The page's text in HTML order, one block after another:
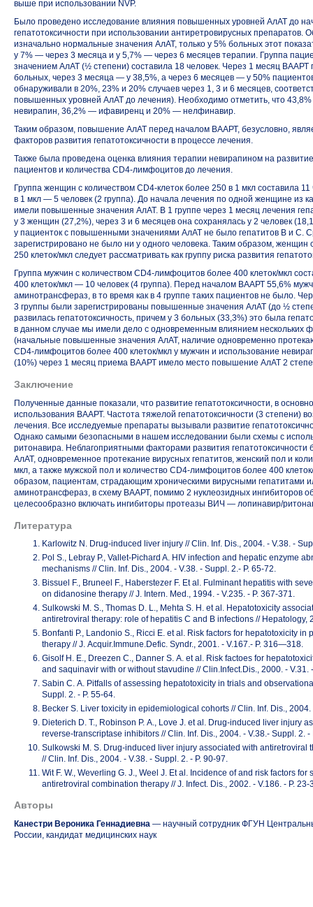
выше при использовании NVP.
Было проведено исследование влияния повышенных уровней АлАТ до
гепатотоксичности при использовании антиретровирусных препаратов.
изначально нормальные значения АлАТ, только у 5% больных этот
у 7% — через 3 месяца и у 5,7% — через 6 месяцев терапии. Группа
значением АлАТ (½ степени) составила 18 человек. Через 1 месяц ВААРТ
больных, через 3 месяца — у 38,5%, а через 6 месяцев — у 50%
обнаруживали в 20%, 23% и 20% случаев через 1, 3 и 6 месяцев,
повышенных уровней АлАТ до лечения). Необходимо отметить, что
невирапин, 36,2% — ифавиренц и 20% — нелфинавир.
Таким образом, повышение АлАТ перед началом ВААРТ, безусловно,
факторов развития гепатотоксичности в процессе лечения.
Также была проведена оценка влияния терапии невирапином на
пациентов и количества СD4-лимфоцитов до лечения.
Группа женщин с количеством CD4-клеток более 250 в 1 мкл составила
в 1 мкл — 5 человек (2 группа). До начала лечения по одной женщине из
имели повышенные значения АлАТ. В 1 группе через 1 месяц лечения
у 3 женщин (27,2%), через 3 и 6 месяцев она сохранялась у 2 человек
у пациенток с повышенными значениями АлАТ не было гепатитов В и С.
зарегистрировано не было ни у одного человека. Таким образом, женщин
250 клеток/мкл следует рассматривать как группу риска развития
Группа мужчин с количеством CD4-лимфоцитов более 400 клеток/мкл
400 клеток/мкл — 10 человек (4 группа). Перед началом ВААРТ 55,6%
аминотрансфераз, в то время как в 4 группе таких пациентов не было.
3 группы были зарегистрированы повышенные значения АлАТ (до ½
развилась гепатотоксичность, причем у 3 больных (33,3%) это была
в данном случае мы имели дело с одновременным влиянием нескольких
(начальные повышенные значения АлАТ, наличие одновременно
CD4-лимфоцитов более 400 клеток/мкл у мужчин и использование
(10%) через 1 месяц приема ВААРТ имело место повышение АлАТ 2
Заключение
Полученные данные показали, что развитие гепатотоксичности, в
использования ВААРТ. Частота тяжелой гепатотоксичности (3 степени)
лечения. Все исследуемые препараты вызывали развитие
Однако самыми безопасными в нашем исследовании были схемы с
ритонавира. Неблагоприятными факторами развития
АлАТ, одновременное протекание вирусных гепатитов, женский пол и
мкл, а также мужской пол и количество CD4-лимфоцитов более 400
образом, пациентам, страдающим хроническими вирусными
аминотрансфераз, в схему ВААРТ, помимо 2 нуклеозидных ингибиторов
целесообразно включать ингибиторы протеазы ВИЧ — лопинавир/
Литература
Karlowitz N. Drug-induced liver injury // Clin. Inf. Dis., 2004. - V.38. -
Pol S., Lebray P., Vallet-Pichard A. HIV infection and hepatic enzyme
mechanisms // Clin. Inf. Dis., 2004. - V.38. - Suppl. 2.- P. 65-72.
Bissuel F., Bruneel F., Haberstezer F. Et al. Fulminant hepatitis with
on didanosine therapy // J. Intern. Med., 1994. - V.235. - P. 367-371.
Sulkowski M. S., Thomas D. L., Mehta S. H. et al. Hepatotoxicity
antiretroviral therapy: role of hepatitis C and B infections // Hepatology,
Bonfanti P., Landonio S., Ricci E. et al. Risk factors for hepatotoxicity
therapy // J. Acquir.Immune.Defic. Syndr., 2001. - V.167.- P. 316—318.
Gisolf H. E., Dreezen C., Danner S. A. et al. Risk factoes for
and saquinavir with or without stavudine // Clin.Infect.Dis., 2000. - V.31.
Sabin C. A. Pitfalls of assessing hepatotoxicity in trials and
Suppl. 2. - P. 55-64.
Becker S. Liver toxicity in epidemiological cohorts // Clin. Inf. Dis.,
Dieterich D. T., Robinson P. A., Love J. et al. Drug-induced liver injury
reverse-transcriptase inhibitors // Clin. Inf. Dis., 2004. - V.38.- Suppl. 2. -
Sulkowski M. S. Drug-induced liver injury associated with antiretroviral
// Clin. Inf. Dis., 2004. - V.38. - Suppl. 2. - P. 90-97.
Wit F. W., Weverling G. J., Weel J. Et al. Incidence of and risk factors
antiretroviral combination therapy // J. Infect. Dis., 2002. - V.186. - P. 23-
Авторы
Канестри Вероника Геннадиевна — научный сотрудник ФГУН
России, кандидат медицинских наук